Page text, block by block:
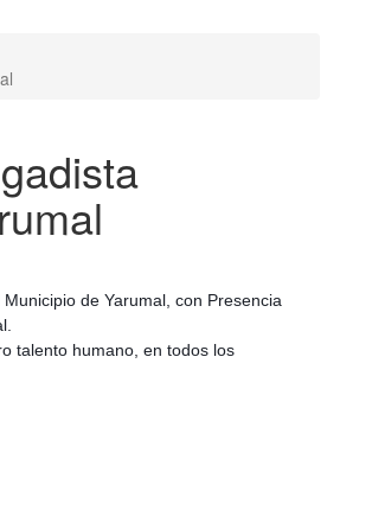
de Yarumal, con Presencia
talento humano, en todos los